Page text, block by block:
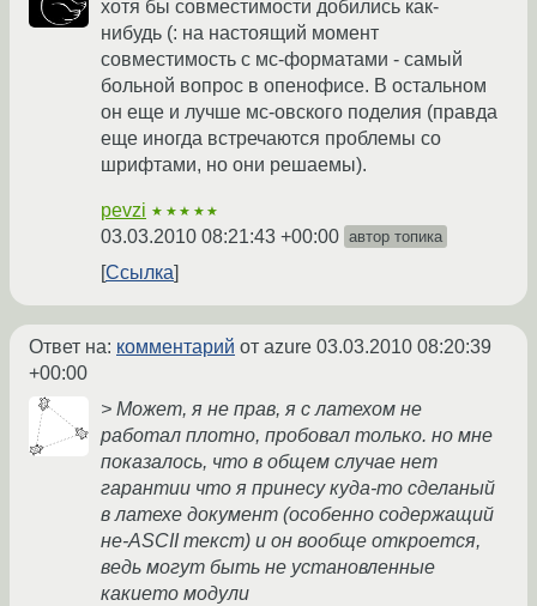
хотя бы совместимости добились как-
нибудь (: на настоящий момент
совместимость с мс-форматами - самый
больной вопрос в опенофисе. В остальном
он еще и лучше мс-овского поделия (правда
еще иногда встречаются проблемы со
шрифтами, но они решаемы).
pevzi ★★★★★
03.03.2010 08:21:43 +00:00 автор топика
Ссылка
Ответ на: комментарий от azure 03.03.2010 08:20:39
+00:00
> Может, я не прав, я с латехом не
работал плотно, пробовал только. но мне
показалось, что в общем случае нет
гарантии что я принесу куда-то сделаный
в латехе документ (особенно содержащий
не-ASCII текст) и он вообще откроется,
ведь могут быть не установленные
какието модули